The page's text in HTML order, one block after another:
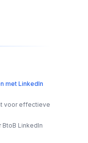
met LinkedIn
voor effectieve
LinkedIn